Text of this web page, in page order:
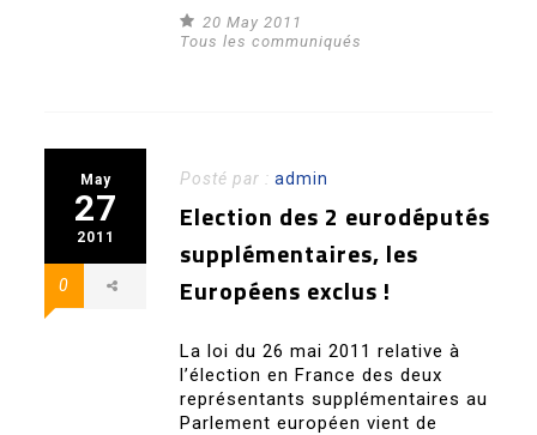
20 May 2011
Tous les communiqués
May
27
2011
0
Posté par :admin
Election des 2 eurodéputés
supplémentaires, les
Européens exclus !
La loi du 26 mai 2011 relative à
l’élection en France des deux
représentants supplémentaires au
Parlement européen vient de